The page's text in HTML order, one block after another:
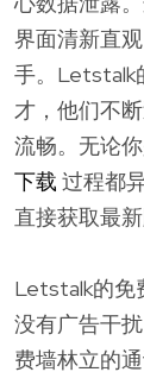
界面清新直
手。Letstalk
才，他们不
流畅。无论
下载 过程都
直接获取最
Letstalk的免
没有广告干
费墙林立的